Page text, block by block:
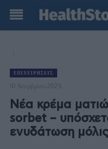
ΕΠΙΧΕΙΡΉΣΕΙΣ
10 Νοεμβρίου 2025
Νέα κρέμα
sorbet –
ενυδάτωση